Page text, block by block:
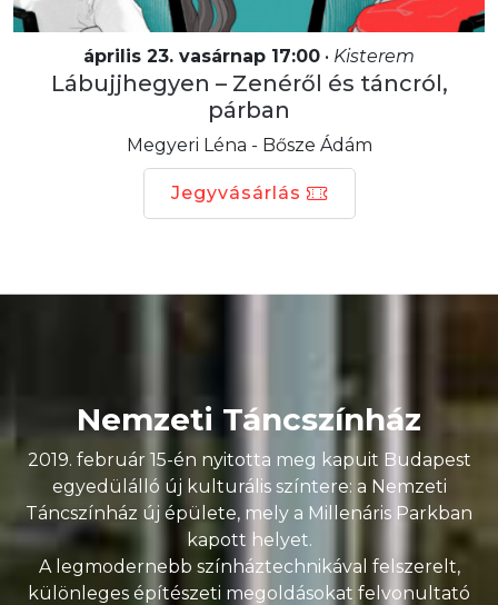
április 23. vasárnap 17:00 • Kisterem
Lábujjhegyen – Zenéről és táncról,
párban
Megyeri Léna - Bősze Ádám
Jegyvásárlás
Nemzeti Táncszínház
2019. február 15-én nyitotta meg kapuit Budapest
egyedülálló új kulturális színtere: a Nemzeti
Táncszínház új épülete, mely a Millenáris Parkban
kapott helyet.
A legmodernebb színháztechnikával felszerelt,
különleges építészeti megoldásokat felvonultató